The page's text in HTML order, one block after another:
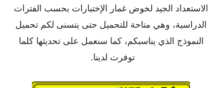
الاستعداد الجيد لخوض غمار الإختبارات بحسب الفترات
الدراسية، وهي متاحة للتحميل حتى يتسنى لكم تحميل
النموذج الذي يناسبكم، كما سنعمل على تحديثها كلما
توفرت لدينا.